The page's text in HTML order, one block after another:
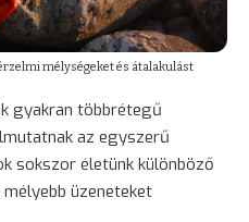
mélységeket és átalakulást
gyakran többrétegű
az egyszerű
sokszor életünk különböző
üzeneteket